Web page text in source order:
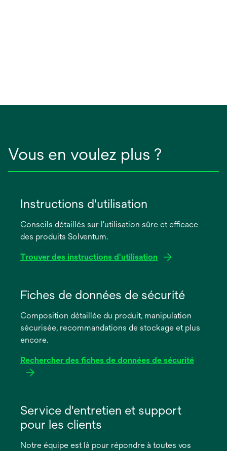
Vous en voulez plus ?
Instructions d'utilisation
Conseils détaillés sur l'utilisation sûre et efficace
des produits Solventum.
Trouver des instructions d'utilisation
dans
nouvel
onglet
Fiches de données de sécurité
Composition détaillée du produit, manipulation
sécurisée, recommandations de stockage et plus
encore.
Rechercher des fiches de données de sécurité
dans
nouvel
onglet
Service d'entretien et support
pour les clients
Notre équipe est là pour répondre à toutes vos